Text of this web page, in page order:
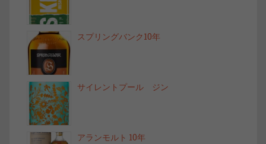
スプリングバンク10年
サイレントプール ジン
アランモルト 10年